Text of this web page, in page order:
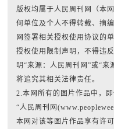
版权均属于人民周刊网（本
何单位及个人不得转载、摘
网签署相关授权使用协议的
授权使用限制声明，不得违
明“来源：人民周刊网”或“来
将追究其相关法律责任。
2.本网所有的图片作品中，
“人民周刊网
本网对该等图片作品享有许